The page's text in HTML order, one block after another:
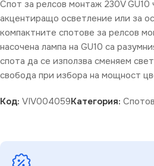
Спот за релсов монтаж 230V GU10
акцентиращо осветление или за
компактните спотове за релсов
насочена лампа на GU10 са
спота да се използва сменяем
свобода при избора на мощност
Код: VIV004059Категория: